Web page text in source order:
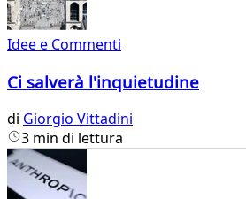
Idee e Commenti
Ci salverà l'inquietudine
di Giorgio Vittadini
3 min di lettura